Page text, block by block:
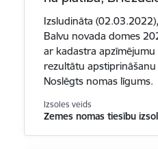
Izsludināta
Balvu novada domes
ar kadastra
rezultātu
Noslēgts nomas līgums.
Izsoles veids
Zemes nomas tiesību